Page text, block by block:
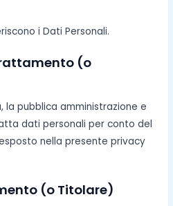
i Dati Personali.
(o
la pubblica amministrazione e
dati personali per conto del
nella presente privacy
(o Titolare)